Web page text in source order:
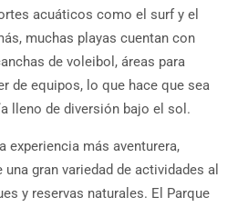
acuáticos como el surf y el
muchas playas cuentan con
de voleibol, áreas para
de equipos, lo que hace que sea
lleno de diversión bajo el sol.
experiencia más aventurera,
gran variedad de actividades al
y reservas naturales. El Parque